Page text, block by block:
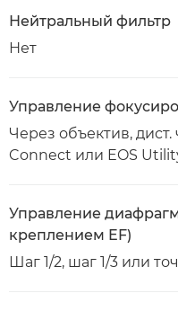
Нейтральный фильтр
Нет
Управление
Через объектив,
Connect или EOS
Управление
креплением EF)
Шаг 1/2, шаг 1/3 или